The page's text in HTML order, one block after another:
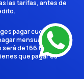
las tarifas, antes de
pagar cuotas en 6
mensualmente es
será de 166.666,7
que pagar es